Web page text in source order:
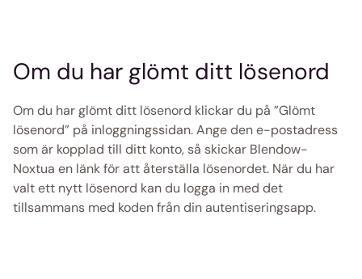
Om du har glömt ditt lösenord
Om du har glömt ditt lösenord klickar du på ”Glömt
lösenord” på inloggningssidan. Ange den e-postadress
som är kopplad till ditt konto, så skickar Blendow-
Noxtua en länk för att återställa lösenordet. När du har
valt ett nytt lösenord kan du logga in med det
tillsammans med koden från din autentiseringsapp.